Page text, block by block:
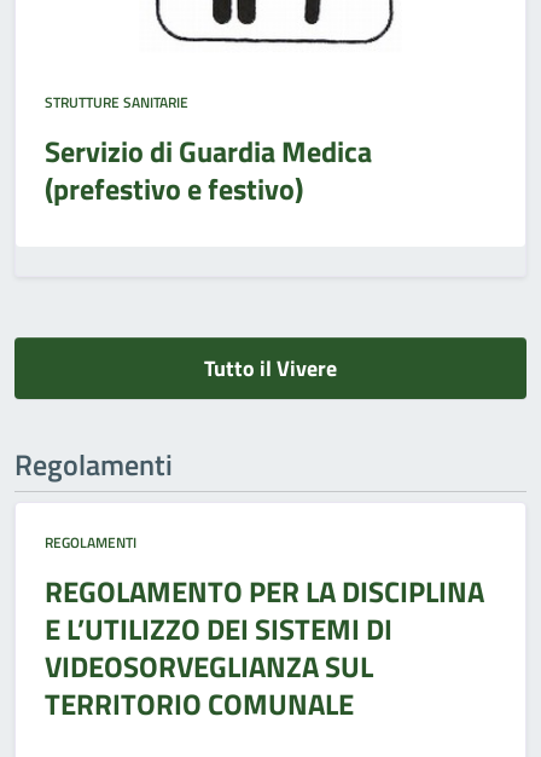
STRUTTURE SANITARIE
Servizio di Guardia Medica
(prefestivo e festivo)
Tutto il Vivere
Regolamenti
REGOLAMENTI
REGOLAMENTO PER LA DISCIPLINA
E L’UTILIZZO DEI SISTEMI DI
VIDEOSORVEGLIANZA SUL
TERRITORIO COMUNALE